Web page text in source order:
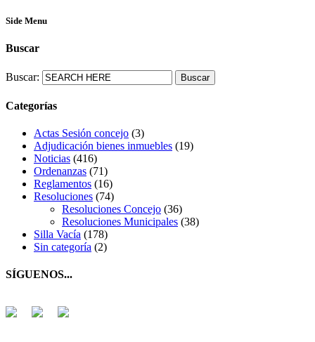
Side Menu
Buscar
Buscar:
Categorías
Actas Sesión concejo (3)
Adjudicación bienes inmuebles (19)
Noticias (416)
Ordenanzas (71)
Reglamentos (16)
Resoluciones (74)
Resoluciones Concejo (36)
Resoluciones Municipales (38)
Silla Vacía (178)
Sin categoría (2)
SÍGUENOS...